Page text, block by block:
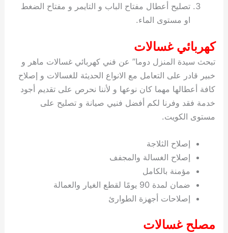
تصليح أعطال مفتاح الباب و التايمر و مفتاح الضغط
او مستوى الماء.
كهربائي غسالات
تبحث سيدة المنزل دوما” عن فني كهربائي غسالات ماهر و
خبير قادر على التعامل مع الانواع الحديثة للغسالات و إصلاح
كافة أعطالها مهما كان نوعها و لأننا نحرص على تقديم أجود
خدمة فقد وفرنا لكم أفضل فنيي صيانة و تصليح على
مستوى الكويت.
إصلاح الثلاجة
إصلاح الغسالة والمجفف
مؤمنة بالكامل
ضمان لمدة 90 يومًا لقطع الغيار والعمالة
إصلاحات أجهزة الطوارئ
مصلح غسالات